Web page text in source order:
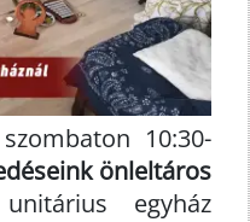
10:30-
önleltáros
egyház